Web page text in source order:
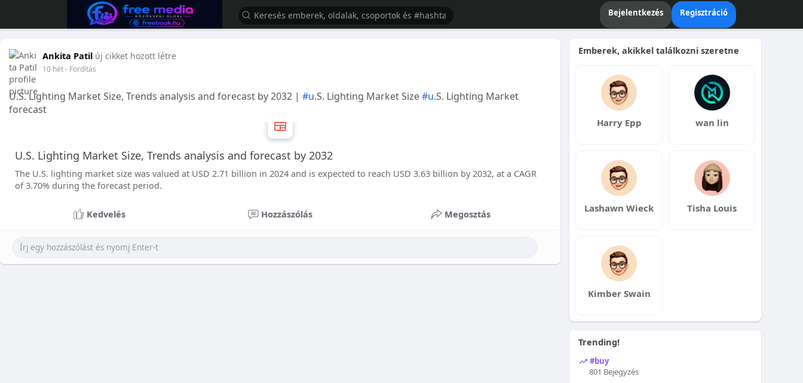
Bejelentkezés Regisztráció
Ankita Patil új cikket hozott létre
10 hét- Fordítás
U.S. Lighting Market Size, Trends analysis and forecast by 2032 | #u.S. Lighting Market Size#u.S. Lighting Market
forecast
U.S. Lighting Market Size, Trends analysis and forecast by 2032
The U.S. lighting market size was valued at USD 2.71 billion in 2024 and is expected to reach USD 3.63 billion by 2032, at a CAGR
of 3.70% during the forecast period.
Kedvelés Hozzászólás Megosztás
Emberek, akikkel találkozni szeretne
Harry Epp wan lin
Lashawn Wieck Tisha Louis
Kimber Swain
Trending!
#buy
801 Bejegyzés